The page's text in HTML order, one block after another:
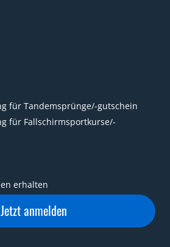
für Tandemsprünge/-gutschein
für Fallschirmsportkurse/-
erhalten
Jetzt anmelden